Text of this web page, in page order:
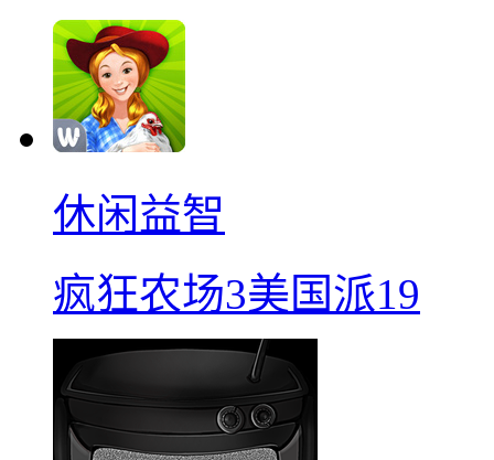
休闲益智
疯狂农场3美国派19